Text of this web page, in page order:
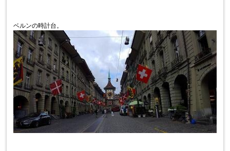
ベルンの時計台。